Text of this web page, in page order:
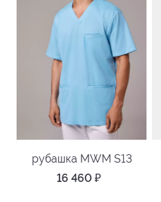
рубашка MWM S13
16 460 ₽